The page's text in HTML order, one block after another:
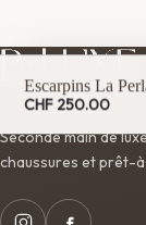
Escarpins La
CHF 250.00
Seconde main de
chaussures et prêt-